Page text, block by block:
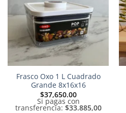
lista de
deseos
Frasco Oxo 1 L Cuadrado
Grande 8x16x16
$37,650.00
Si pagas con
transferencia: $33.885,00